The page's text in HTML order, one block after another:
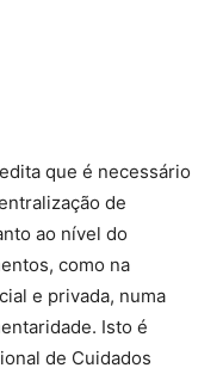
que é necessário
de
ao nível do
como na
e privada, numa
Isto é
de Cuidados